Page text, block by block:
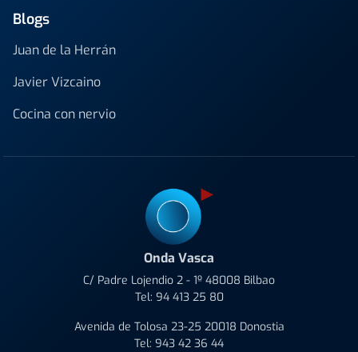
Blogs
Juan de la Herrán
Javier Vizcaino
Cocina con nervio
Onda Vasca
C/ Padre Lojendio 2 - 1º 48008 Bilbao
Tel: 94 413 25 80
Avenida de Tolosa 23-25 20018 Donostia
Tel: 943 42 36 44